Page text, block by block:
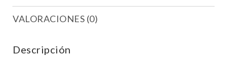
VALORACIONES (0)
Descripción